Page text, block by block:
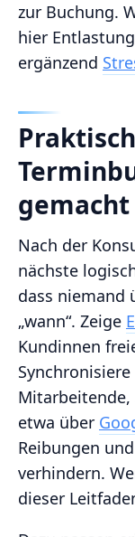
zur Buchung.
hier
ergänzend
gemacht
Nach der
nächste
dass niemand
„wann“. Zeige
Kundinnen
Mitarbeitende,
etwa über
Reibungen
verhindern.
dieser